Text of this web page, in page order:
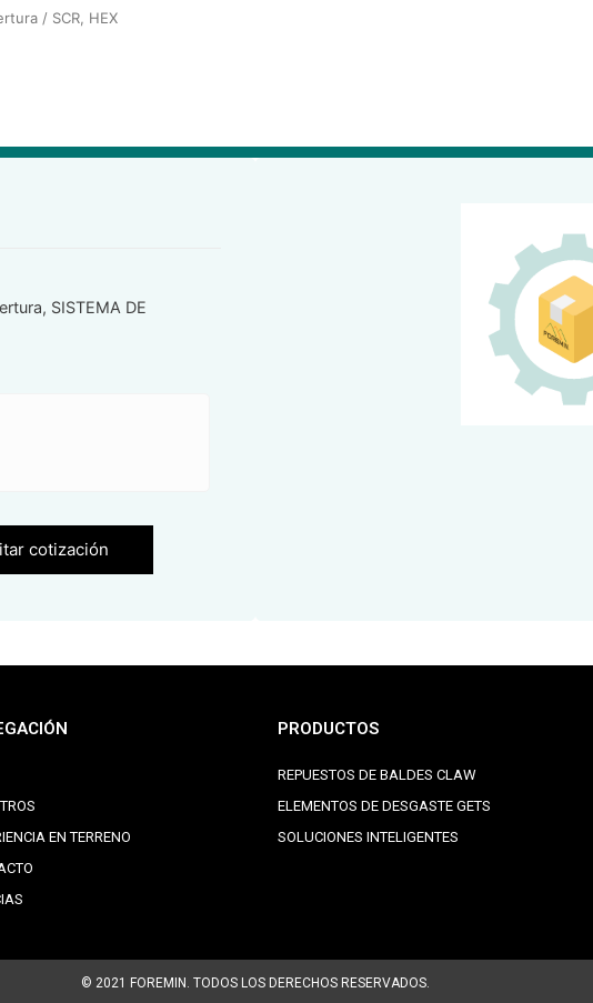
/ SCR, HEX
, SISTEMA DE
cotización
EN TERRENO
PRODUCTOS
REPUESTOS DE BALDES CLAW
ELEMENTOS DE DESGASTE GETS
SOLUCIONES INTELIGENTES
© 2021 FOREMIN. TODOS LOS DERECHOS RESERVADOS.